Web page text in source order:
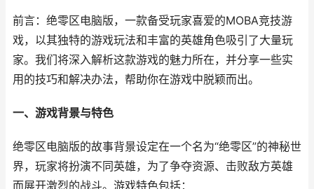
前言：绝零区电脑版，一款备受玩家喜爱的MOBA竞技游
戏，以其独特的游戏玩法和丰富的英雄角色吸引了大量玩
家。我们将深入解析这款游戏的魅力所在，并分享一些实
用的技巧和解决办法，帮助你在游戏中脱颖而出。
一、游戏背景与特色
绝零区电脑版的故事背景设定在一个名为“绝零区”的神秘世
界，玩家将扮演不同英雄，为了争夺资源、击败敌方英雄
而展开激烈的战斗。游戏特色包括：